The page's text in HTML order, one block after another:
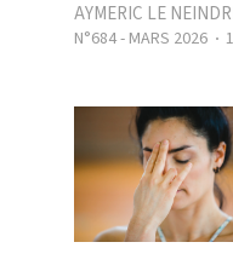
AYMERIC LE
N°684 - MARS 2026